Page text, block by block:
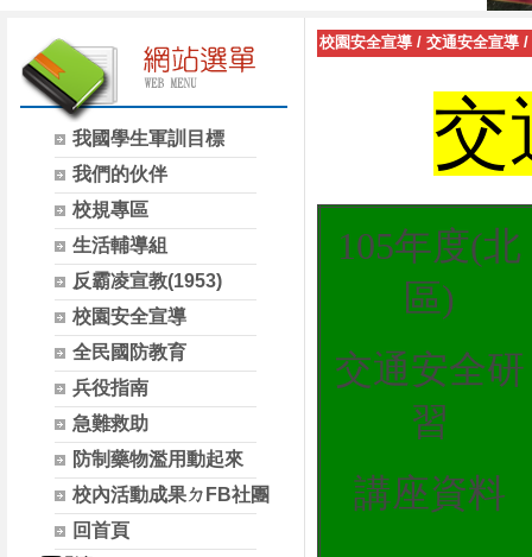
我國學生軍訓目標
我們的伙伴
校規專區
生活輔導組
反霸凌宣教(1953)
校園安全宣導
全民國防教育
兵役指南
急難救助
防制藥物濫用動起來
校內活動成果ㄉFB社團
回首頁
校園安全宣導 / 交通安全宣導 /
交
105年度(北
區)
交通安全研
習
講座資料